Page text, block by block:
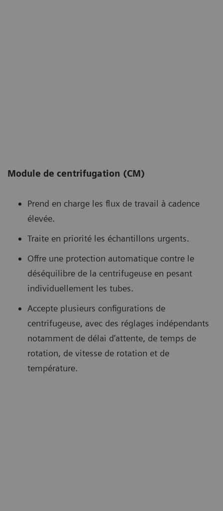
Module de centrifugation (CM)
Prend en charge les flux de travail à cadence
élevée.
Traite en priorité les échantillons urgents.
Offre une protection automatique contre le
déséquilibre de la centrifugeuse en pesant
individuellement les tubes.
Accepte plusieurs configurations de
centrifugeuse, avec des réglages indépendants
notamment de délai d’attente, de temps de
rotation, de vitesse de rotation et de
température.